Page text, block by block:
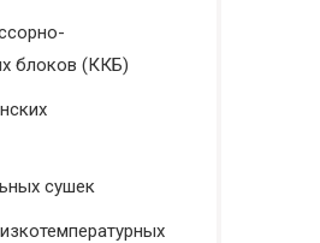
блоков (ККБ)
сушек